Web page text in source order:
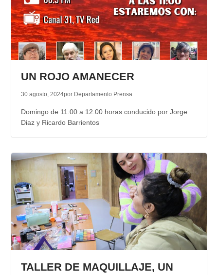
UN ROJO AMANECER
30 agosto, 2024por Departamento Prensa
Domingo de 11:00 a 12:00 horas conducido por Jorge
Diaz y Ricardo Barrientos
TALLER DE MAQUILLAJE, UN